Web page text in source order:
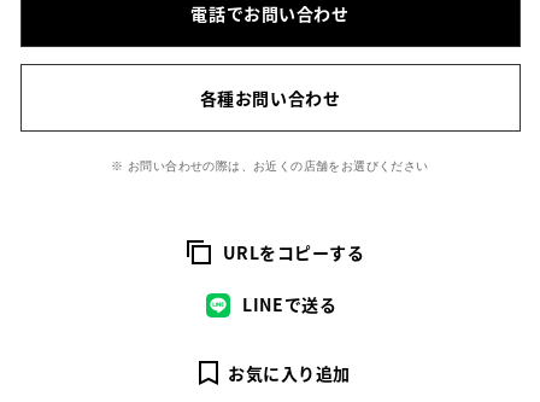
電話でお問い合わせ
各種お問い合わせ
※ お問い合わせの際は、お近くの店舗をお選びください
URLをコピーする
LINEで送る
お気に入り追加